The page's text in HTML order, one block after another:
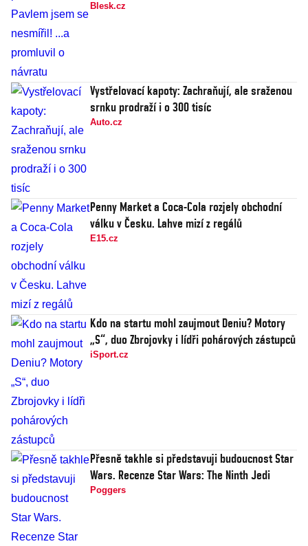
Blesk.cz
Vystřelovací kapoty: Zachraňují, ale sraženou
srnku prodraží i o 300 tisíc
Auto.cz
Penny Market a Coca-Cola rozjely obchodní
válku v Česku. Lahve mizí z regálů
E15.cz
Kdo na startu mohl zaujmout Deniu? Motory
„S“, duo Zbrojovky i lídři pohárových zástupců
iSport.cz
Přesně takhle si představuji budoucnost Star
Wars. Recenze Star Wars: The Ninth Jedi
Poggers